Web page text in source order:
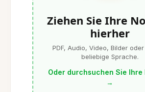
Ziehen Sie Ihre
hierher
PDF, Audio, Video, Bilder
beliebige Sprache.
Oder durchsuchen Sie Ihre
→